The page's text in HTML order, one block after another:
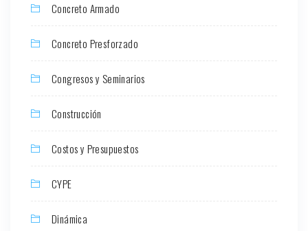
Concreto Armado
Concreto Presforzado
Congresos y Seminarios
Construcción
Costos y Presupuestos
CYPE
Dinámica